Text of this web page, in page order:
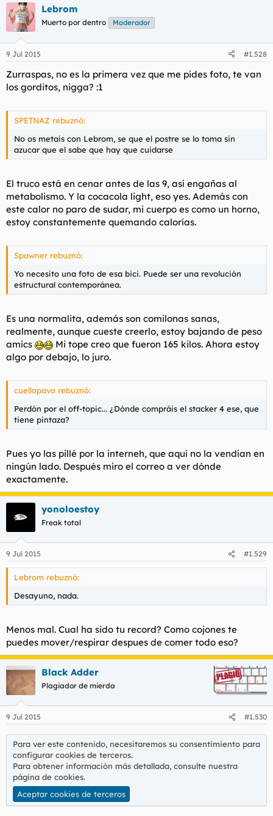
Lebrom
Muerto por dentro Moderador
9 Jul 2015 #1.528
Zurraspas, no es la primera vez que me pides foto, te van
los gorditos, nigga? :1
SPETNAZ rebuznó:
No os metais con Lebrom, se que el postre se lo toma sin
azucar que el sabe que hay que cuidarse
El truco está en cenar antes de las 9, así engañas al
metabolismo. Y la cocacola light, eso yes. Además con
este calor no paro de sudar, mi cuerpo es como un horno,
estoy constantemente quemando calorías.
Spawner rebuznó:
Yo necesito una foto de esa bici. Puede ser una revolución
estructural contemporánea.
Es una normalita, además son comilonas sanas,
realmente, aunque cueste creerlo, estoy bajando de peso
amics
Mi tope creo que fueron 165 kilos. Ahora estoy
algo por debajo, lo juro.
cuellopavo rebuznó:
Perdón por el off-topic... ¿Dónde compráis el stacker 4 ese, que
tiene pintaza?
Pues yo las pillé por la interneh, que aquí no la vendían en
ningún lado. Después miro el correo a ver dónde
exactamente.
yonoloestoy
Freak total
9 Jul 2015 #1.529
Lebrom rebuznó:
Desayuno, nada.
Menos mal. Cual ha sido tu record? Como cojones te
puedes mover/respirar despues de comer todo eso?
Black Adder
Plagiador de mierda
9 Jul 2015 #1.530
Para ver este contenido, necesitaremos su consentimiento para
configurar cookies de terceros.
Para obtener información más detallada, consulte nuestra
página de cookies.
Aceptar cookies de terceros